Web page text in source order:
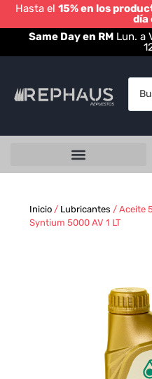
Hasta el 15% en los
día
Same Day en RM Lun. a
Inicio / Lubricantes / Aceite
Syntium 5000 AV 1 LT